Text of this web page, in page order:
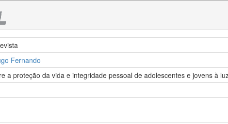
Fernando
a proteção da vida e integridade pessoal de adolescentes e jovens à